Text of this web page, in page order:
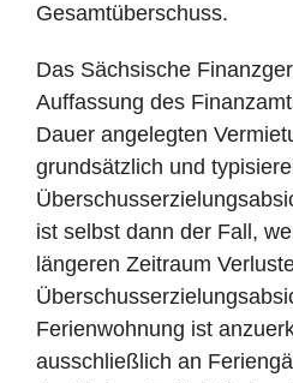
Gesamtüberschuss.
Das Sächsische
Auffassung des
Dauer angelegten
grundsätzlich und
ist selbst dann der Fall,
längeren Zeitraum
Ferienwohnung ist
ausschließlich an